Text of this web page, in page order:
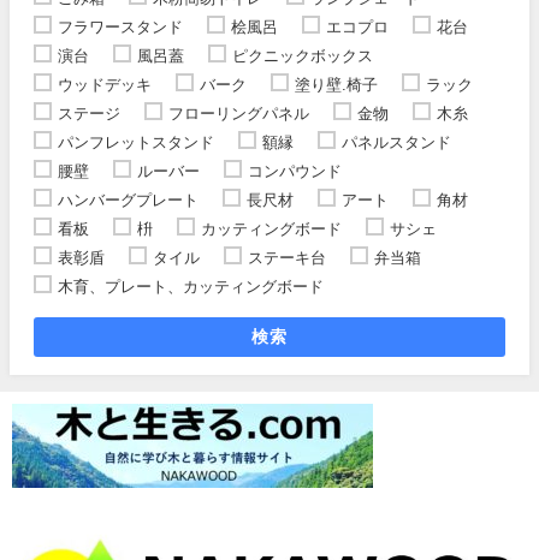
フラワースタンド
桧風呂 エコプロ
花台
演台
風呂蓋
ピクニックボックス
ウッドデッキ
バーク 塗り壁.椅子
ラック
ステージ
フローリングパネル 金物
木糸
パンフレットスタンド
額縁
パネルスタンド
腰壁
ルーバー
コンパウンド
ハンバーグプレート
長尺材 アート
角材
看板
枡 カッティングボード
サシェ
表彰盾
タイル ステーキ台
弁当箱
木育、プレート、カッティングボード
検索